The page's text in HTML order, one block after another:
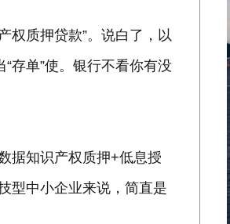
权质押贷款”。说白了，以
存单”使。银行不看你有没
据知识产权质押+低息授
型中小企业来说，简直是